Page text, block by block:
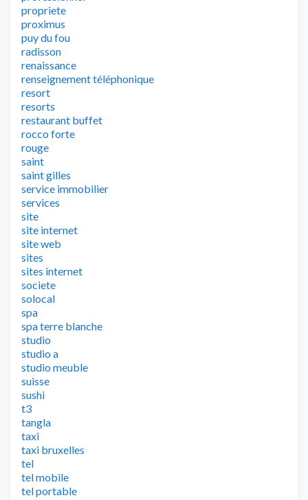
propriete
proximus
puy du fou
radisson
renaissance
renseignement téléphonique
resort
resorts
restaurant buffet
rocco forte
rouge
saint
saint gilles
service immobilier
services
site
site internet
site web
sites
sites internet
societe
solocal
spa
spa terre blanche
studio
studio a
studio meuble
suisse
sushi
t3
tangla
taxi
taxi bruxelles
tel
tel mobile
tel portable